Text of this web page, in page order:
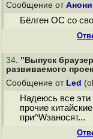
Сообщение от
Бёлген ОС со
34. "Выпуск
развиваемого
Сообщение от Led
Надеюсь все
прочие
при^Wзаносят...